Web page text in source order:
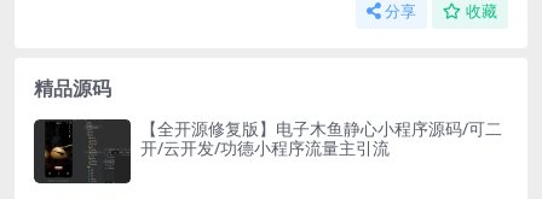
分享 收藏
精品源码
【全开源修复版】电子木鱼静心小程序源码/可二
开/云开发/功德小程序流量主引流